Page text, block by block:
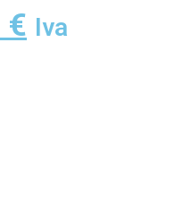
€ Iva